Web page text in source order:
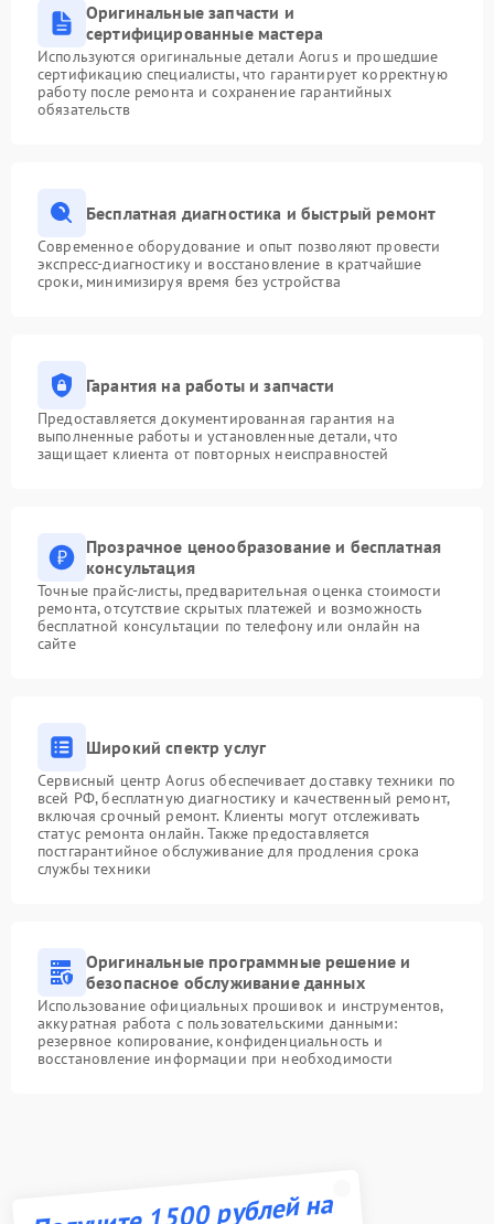
Оригинальные запчасти и
сертифицированные мастера
Используются оригинальные детали Aorus и прошедшие
сертификацию специалисты, что гарантирует корректную
работу после ремонта и сохранение гарантийных
обязательств
Бесплатная диагностика и быстрый ремонт
Современное оборудование и опыт позволяют провести
экспресс-диагностику и восстановление в кратчайшие
сроки, минимизируя время без устройства
Гарантия на работы и запчасти
Предоставляется документированная гарантия на
выполненные работы и установленные детали, что
защищает клиента от повторных неисправностей
Прозрачное ценообразование и бесплатная
консультация
Точные прайс-листы, предварительная оценка стоимости
ремонта, отсутствие скрытых платежей и возможность
бесплатной консультации по телефону или онлайн на
сайте
Широкий спектр услуг
Сервисный центр Aorus обеспечивает доставку техники по
всей РФ, бесплатную диагностику и качественный ремонт,
включая срочный ремонт. Клиенты могут отслеживать
статус ремонта онлайн. Также предоставляется
постгарантийное обслуживание для продления срока
службы техники
Оригинальные программные решение и
безопасное обслуживание данных
Использование официальных прошивок и инструментов,
аккуратная работа с пользовательскими данными:
резервное копирование, конфиденциальность и
восстановление информации при необходимости